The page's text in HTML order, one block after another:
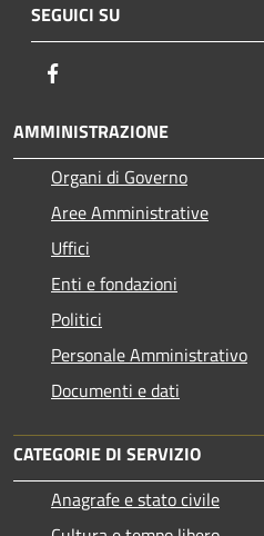
SEGUICI SU
AMMINISTRAZIONE
Organi di Governo
Aree Amministrative
Uffici
Enti e fondazioni
Politici
Personale Amministrativo
Documenti e dati
CATEGORIE DI SERVIZIO
Anagrafe e stato civile